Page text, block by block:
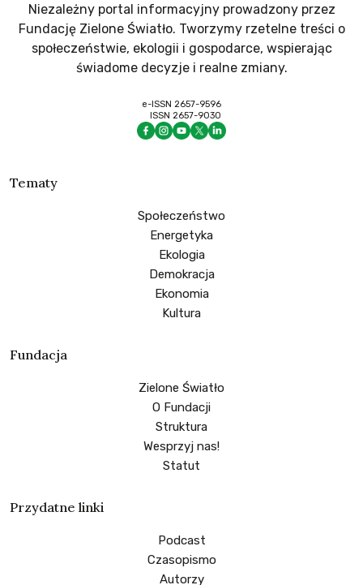
Niezależny portal informacyjny prowadzony przez
Fundację Zielone Światło. Tworzymy rzetelne treści o
społeczeństwie, ekologii i gospodarce, wspierając
świadome decyzje i realne zmiany.
e-ISSN 2657-9596
ISSN 2657-9030
Tematy
Społeczeństwo
Energetyka
Ekologia
Demokracja
Ekonomia
Kultura
Fundacja
Zielone Światło
O Fundacji
Struktura
Wesprzyj nas!
Statut
Przydatne linki
Podcast
Czasopismo
Autorzy